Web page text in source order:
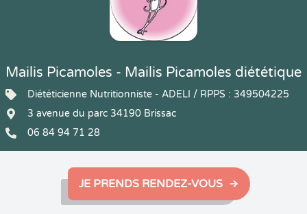
Mailis Picamoles - Mailis Picamoles diététique
Diététicienne Nutritionniste - ADELI / RPPS : 349504225
3 avenue du parc 34190 Brissac
06 84 94 71 28
JE PRENDS RENDEZ-VOUS